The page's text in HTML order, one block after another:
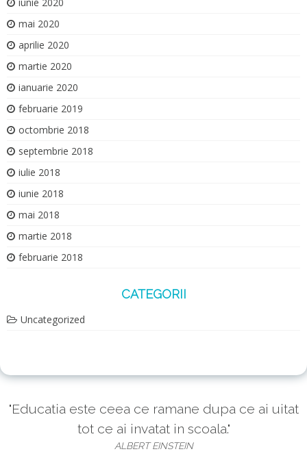
mai 2020
aprilie 2020
martie 2020
ianuarie 2020
februarie 2019
octombrie 2018
septembrie 2018
iulie 2018
iunie 2018
mai 2018
martie 2018
februarie 2018
CATEGORII
Uncategorized
"Educatia este ceea ce ramane dupa ce ai uitat
tot ce ai invatat in scoala."
ALBERT EINSTEIN